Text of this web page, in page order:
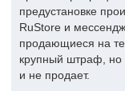
предустановке
RuStore и
продающиеся на
крупный штраф, но
и не продает.